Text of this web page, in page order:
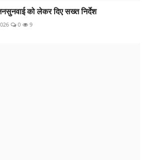
को लेकर दिए सख्त निर्देश
0 9